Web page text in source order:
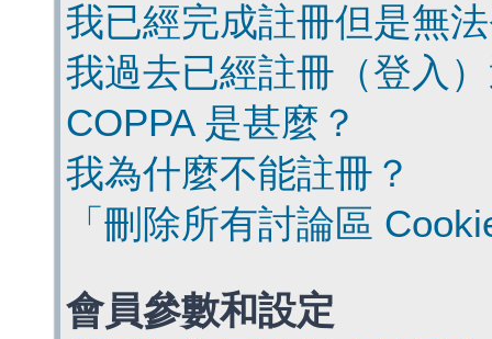
我已經完成註冊但是無
我過去已經註冊（登入
COPPA 是甚麼？
我為什麼不能註冊？
「刪除所有討論區
會員參數和設定